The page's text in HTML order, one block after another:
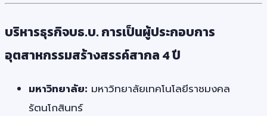
บริหารธุรกิจบธ.บ. การเป็นผู้ประกอบการ
อุตสาหกรรมสร้างสรรค์สากล 4 ปี
มหาวิทยาลัย: มหาวิทยาลัยเทคโนโลยีราชมงคล
รัตนโกสินทร์